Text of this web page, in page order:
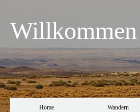
Home Wandern